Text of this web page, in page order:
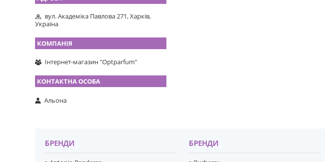
вул. Академіка Павлова 271, Харків,
Україна
Інтернет-магазин "Optparfum"
Альона
БРЕНДИ БРЕНДИ